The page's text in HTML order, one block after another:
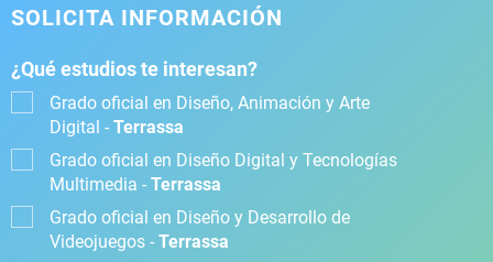
SOLICITA INFORMACIÓN
¿Qué estudios te interesan?
Grado oficial en Diseño, Animación y Arte
Digital - Terrassa
Grado oficial en Diseño Digital y Tecnologías
Multimedia - Terrassa
Grado oficial en Diseño y Desarrollo de
Videojuegos - Terrassa